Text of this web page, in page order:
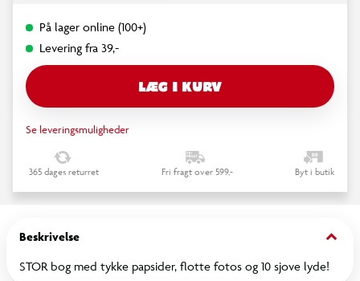
På lager online (100+)
Levering fra 39,-
LÆG I KURV
Se leveringsmuligheder
365 dages returret Fri fragt over 599,- Byt i butik
Beskrivelse keyboard_arrow_down
STOR bog med tykke papsider, flotte fotos og 10 sjove lyde!